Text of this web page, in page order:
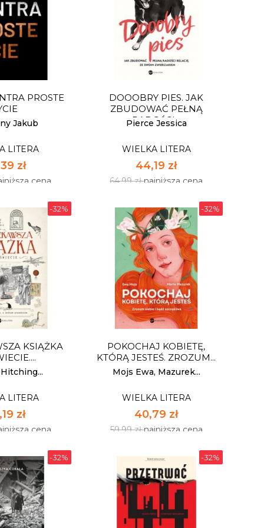
IWONA
KONIEC
LITERA
cena
18
UMYSŁ NAZISTY. 12
OSTRZEŻEŃ Z HISTORII
WIELKA LITERA
67,99 zł
Dostępnych: 12
Ilość:
DO KOSZYKA
PROSTE
Jakub
LITERA
zł
cena
PROSTE
LITERA
zł
cena
mały zapas
DOOOBRY PIES. JAK
ZBUDOWAĆ PEŁNĄ
RADOŚCI...
Pierce Jessica
WIELKA LITERA
44,19 zł
64,99 złnajniższa cena
DOOOBRY PIES. JAK
ZBUDOWAĆ PEŁNĄ
RADOŚCI...
WIELKA LITERA
44,19 zł
64,99 złnajniższa cena
Dostępnych: 12
Ilość:
DO KOSZYKA
-32%
KSIĄŻKA
LITERA
zł
cena
KSIĄŻKA
-32%
POKOCHAJ KOBIETĘ,
KTÓRĄ JESTEŚ. ZROZUM...
Mojs Ewa, Mazurek...
WIELKA LITERA
40,79 zł
59,99 złnajniższa cena
POKOCHAJ KOBIETĘ,
-32% -32%